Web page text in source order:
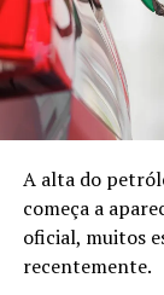
Além disso,
para o público
Como
tempo, os
eletrônicos.
prejuízo em
A alta do
começa a
oficial, muitos
recentemente.